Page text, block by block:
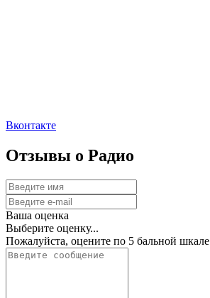
Вконтакте
Отзывы о Радио
Ваша оценка
Выберите оценку...
Пожалуйста, оцените по 5 бальной шкале